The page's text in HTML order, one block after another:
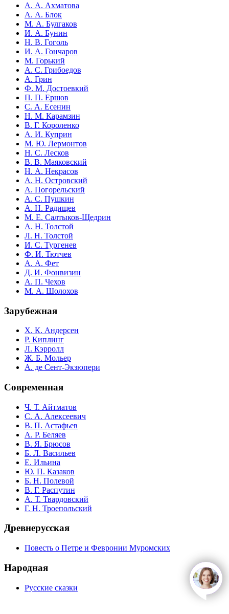
А. А. Ахматова
А. А. Блок
М. А. Булгаков
И. А. Бунин
Н. В. Гоголь
И. А. Гончаров
М. Горький
А. С. Грибоедов
А. Грин
Ф. М. Достоевкий
П. П. Ершов
С. А. Есенин
Н. М. Карамзин
В. Г. Короленко
А. И. Куприн
М. Ю. Лермонтов
Н. С. Лесков
В. В. Маяковский
Н. А. Некрасов
А. Н. Островский
А. Погорельский
А. С. Пушкин
А. Н. Радищев
М. Е. Салтыков-Щедрин
А. Н. Толстой
Л. Н. Толстой
И. С. Тургенев
Ф. И. Тютчев
А. А. Фет
Д. И. Фонвизин
А. П. Чехов
М. А. Шолохов
Зарубежная
Х. К. Андерсен
Р. Киплинг
Л. Кэрролл
Ж. Б. Мольер
А. де Сент-Экзюпери
Современная
Ч. Т. Айтматов
С. А. Алексеевич
В. П. Астафьев
А. Р. Беляев
В. Я. Брюсов
Б. Л. Васильев
Е. Ильина
Ю. П. Казаков
Б. Н. Полевой
В. Г. Распутин
А. Т. Твардовский
Г. Н. Троепольский
Древнерусская
Повесть о Петре и Февронии Муромских
Народная
Русские сказки
open